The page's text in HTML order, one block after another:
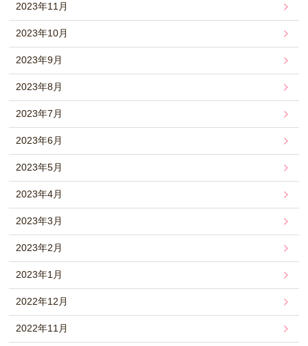
2023年11月
2023年10月
2023年9月
2023年8月
2023年7月
2023年6月
2023年5月
2023年4月
2023年3月
2023年2月
2023年1月
2022年12月
2022年11月